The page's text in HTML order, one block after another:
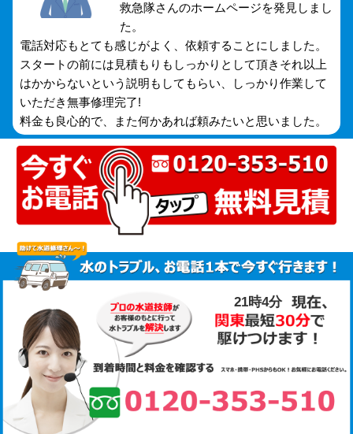
救急隊さんのホームページを発見しまし
た。
電話対応もとても感じがよく、依頼することにしました。
スタートの前には見積もりもしっかりとして頂きそれ以上
はかからないという説明もしてもらい、しっかり作業して
いただき無事修理完了!
料金も良心的で、また何かあれば頼みたいと思いました。
21時4分